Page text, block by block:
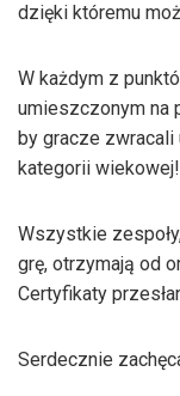
dzięki któremu
W każdym z
umieszczonym na
by gracze
kategorii wiekowej!
Wszystkie
grę, otrzymają od
Certyfikaty
Serdecznie